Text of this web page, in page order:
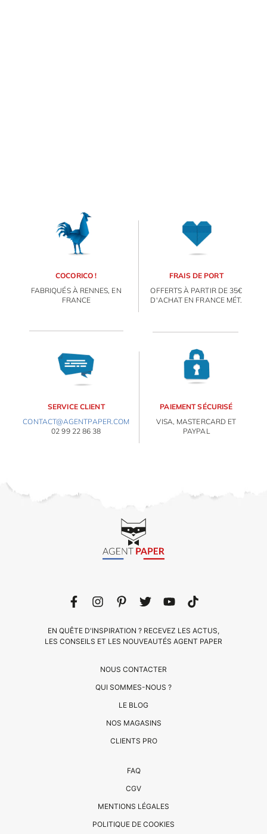
CONTACT
COCORICO !
FABRIQUÉS À RENNES, EN
FRANCE
FRAIS DE PORT
OFFERTS À PARTIR DE 35€
D'ACHAT EN FRANCE MÉT.
SERVICE CLIENT
CONTACT@AGENTPAPER.COM
02 99 22 86 38
PAIEMENT SÉCURISÉ
VISA, MASTERCARD ET
PAYPAL
NOUS CONTACTER
QUI SOMMES-NOUS ?
LE BLOG
NOS MAGASINS
CLIENTS PRO
FAQ
CGV
MENTIONS LÉGALES
POLITIQUE DE COOKIES
EN QUÊTE D'INSPIRATION ? RECEVEZ LES ACTUS,
LES CONSEILS ET LES NOUVEAUTÉS AGENT PAPER